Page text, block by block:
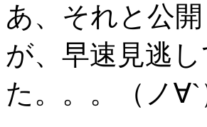
あ、それと公
が、早速見逃
た。。。（ノ∀`